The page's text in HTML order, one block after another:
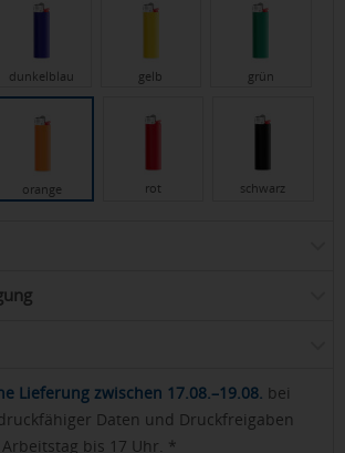
dunkelblau gelb grün
orange rot schwarz
Lieferung zwischen 17.08.–19.08. bei
Daten und Druckfreigaben
bis 17 Uhr. *